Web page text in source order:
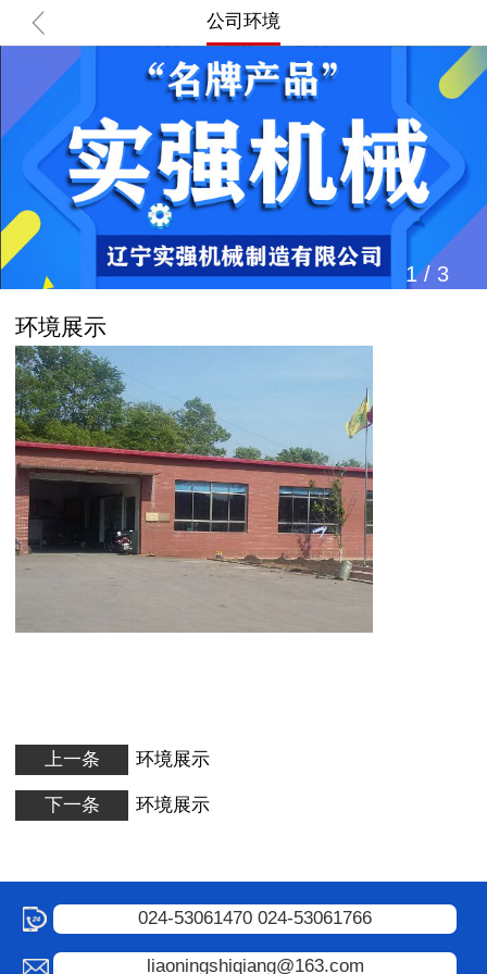
公司环境
1/ 3
环境展示
上一条 环境展示
下一条 环境展示
024-53061470 024-53061766
liaoningshiqiang@163.com